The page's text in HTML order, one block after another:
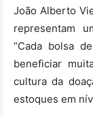
João Alberto
representam
“Cada bolsa
beneficiar
cultura da
estoques em